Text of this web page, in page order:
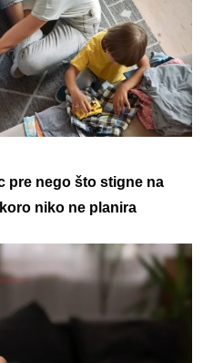
pre nego što stigne na
niko ne planira